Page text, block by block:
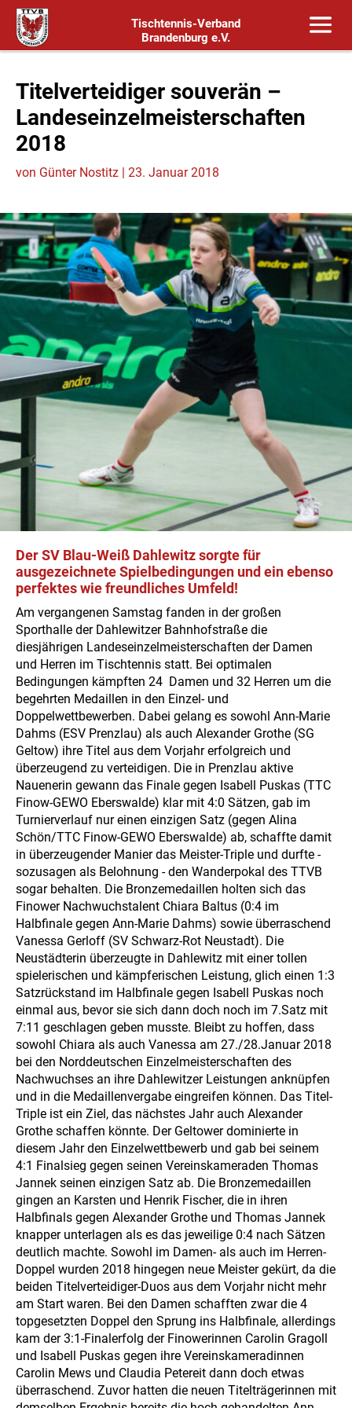
Tischtennis-Verband
Brandenburg e.V.
Titelverteidiger souverän –
Landeseinzelmeisterschaften
2018
von Günter Nostitz | 23. Januar 2018
Der SV Blau-Weiß Dahlewitz sorgte für
ausgezeichnete Spielbedingungen und ein ebenso
perfektes wie freundliches Umfeld!
Am vergangenen Samstag fanden in der großen
Sporthalle der Dahlewitzer Bahnhofstraße die
diesjährigen Landeseinzelmeisterschaften der Damen
und Herren im Tischtennis statt. Bei optimalen
Bedingungen kämpften 24 Damen und 32 Herren um die
begehrten Medaillen in den Einzel- und
Doppelwettbewerben. Dabei gelang es sowohl Ann-Marie
Dahms (ESV Prenzlau) als auch Alexander Grothe (SG
Geltow) ihre Titel aus dem Vorjahr erfolgreich und
überzeugend zu verteidigen. Die in Prenzlau aktive
Nauenerin gewann das Finale gegen Isabell Puskas (TTC
Finow-GEWO Eberswalde) klar mit 4:0 Sätzen, gab im
Turnierverlauf nur einen einzigen Satz (gegen Alina
Schön/TTC Finow-GEWO Eberswalde) ab, schaffte damit
in überzeugender Manier das Meister-Triple und durfte -
sozusagen als Belohnung - den Wanderpokal des TTVB
sogar behalten. Die Bronzemedaillen holten sich das
Finower Nachwuchstalent Chiara Baltus (0:4 im
Halbfinale gegen Ann-Marie Dahms) sowie überraschend
Vanessa Gerloff (SV Schwarz-Rot Neustadt). Die
Neustädterin überzeugte in Dahlewitz mit einer tollen
spielerischen und kämpferischen Leistung, glich einen 1:3
Satzrückstand im Halbfinale gegen Isabell Puskas noch
einmal aus, bevor sie sich dann doch noch im 7.Satz mit
7:11 geschlagen geben musste. Bleibt zu hoffen, dass
sowohl Chiara als auch Vanessa am 27./28.Januar 2018
bei den Norddeutschen Einzelmeisterschaften des
Nachwuchses an ihre Dahlewitzer Leistungen anknüpfen
und in die Medaillenvergabe eingreifen können. Das Titel-
Triple ist ein Ziel, das nächstes Jahr auch Alexander
Grothe schaffen könnte. Der Geltower dominierte in
diesem Jahr den Einzelwettbewerb und gab bei seinem
4:1 Finalsieg gegen seinen Vereinskameraden Thomas
Jannek seinen einzigen Satz ab. Die Bronzemedaillen
gingen an Karsten und Henrik Fischer, die in ihren
Halbfinals gegen Alexander Grothe und Thomas Jannek
knapper unterlagen als es das jeweilige 0:4 nach Sätzen
deutlich machte. Sowohl im Damen- als auch im Herren-
Doppel wurden 2018 hingegen neue Meister gekürt, da die
beiden Titelverteidiger-Duos aus dem Vorjahr nicht mehr
am Start waren. Bei den Damen schafften zwar die 4
topgesetzten Doppel den Sprung ins Halbfinale, allerdings
kam der 3:1-Finalerfolg der Finowerinnen Carolin Gragoll
und Isabell Puskas gegen ihre Vereinskameradinnen
Carolin Mews und Claudia Petereit dann doch etwas
überraschend. Zuvor hatten die neuen Titelträgerinnen mit